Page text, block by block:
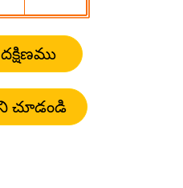
దక్షిణము